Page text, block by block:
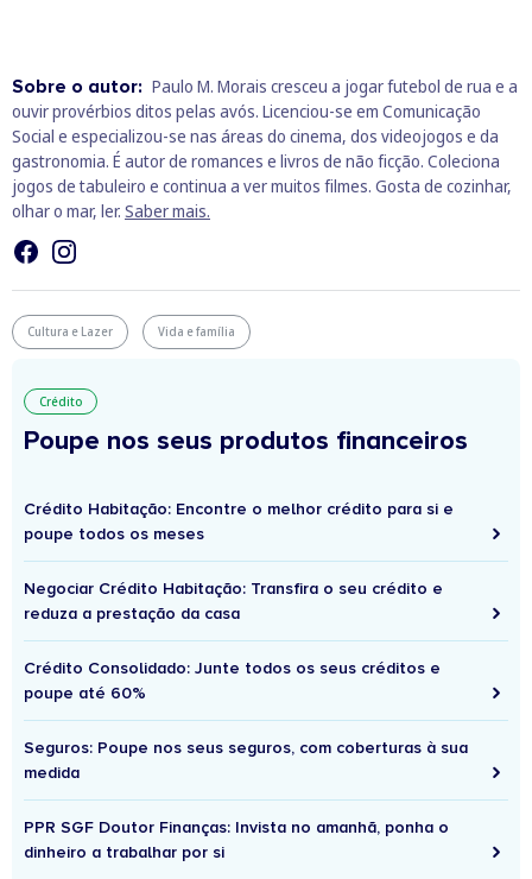
Sobre o autor: Paulo M. Morais cresceu a jogar futebol de rua e a
ouvir provérbios ditos pelas avós. Licenciou-se em Comunicação
Social e especializou-se nas áreas do cinema, dos videojogos e da
gastronomia. É autor de romances e livros de não ficção. Coleciona
jogos de tabuleiro e continua a ver muitos filmes. Gosta de cozinhar,
olhar o mar, ler. Saber mais.
Cultura e Lazer Vida e família
Crédito
Poupe nos seus produtos financeiros
Crédito Habitação: Encontre o melhor crédito para si e
poupe todos os meses
Negociar Crédito Habitação: Transfira o seu crédito e
reduza a prestação da casa
Crédito Consolidado: Junte todos os seus créditos e
poupe até 60%
Seguros: Poupe nos seus seguros, com coberturas à sua
medida
PPR SGF Doutor Finanças: Invista no amanhã, ponha o
dinheiro a trabalhar por si